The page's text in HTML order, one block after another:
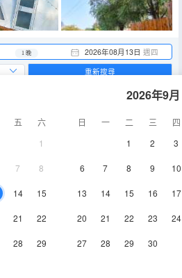
2026年08月13日 週四
1 晚
五
六
1
7 8
14 15
21 22
28 29
2026年9月
日 一 二 三
四
1
2 3
6 7 8 9 10
13 14 15 16 17
20 21 22 23 24
27 28 29 30
重新搜尋
空調
水雲間·高奢榻榻米麻將多人房